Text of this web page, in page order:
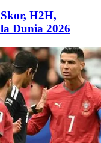
H2H,
Dunia 2026